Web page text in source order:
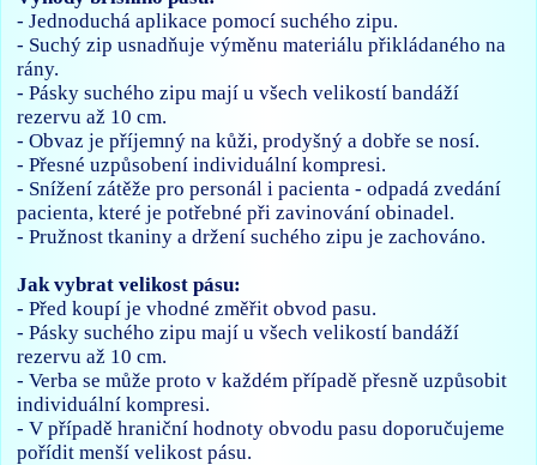
- Jednoduchá aplikace pomocí suchého zipu.
- Suchý zip usnadňuje výměnu materiálu přikládaného na
rány.
- Pásky suchého zipu mají u všech velikostí bandáží
rezervu až 10 cm.
- Obvaz je příjemný na kůži, prodyšný a dobře se nosí.
- Přesné uzpůsobení individuální kompresi.
- Snížení zátěže pro personál i pacienta - odpadá zvedání
pacienta, které je potřebné při zavinování obinadel.
- Pružnost tkaniny a držení suchého zipu je zachováno.
Jak vybrat velikost pásu:
- Před koupí je vhodné změřit obvod pasu.
- Pásky suchého zipu mají u všech velikostí bandáží
rezervu až 10 cm.
- Verba se může proto v každém případě přesně uzpůsobit
individuální kompresi.
- V případě hraniční hodnoty obvodu pasu doporučujeme
pořídit menší velikost pásu.